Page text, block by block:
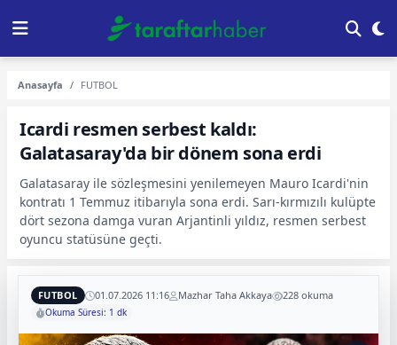
Anasayfa FUTBOL
Icardi resmen serbest kaldı:
Galatasaray'da bir dönem sona erdi
Galatasaray ile sözleşmesini yenilemeyen Mauro Icardi'nin
kontratı 1 Temmuz itibarıyla sona erdi. Sarı-kırmızılı kulüpte
dört sezona damga vuran Arjantinli yıldız, resmen serbest
oyuncu statüsüne geçti.
FUTBOL 01.07.2026 11:16 Mazhar Taha Akkaya 228 okuma
Okuma Süresi: 1 dk